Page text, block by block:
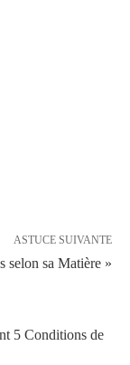
ASTUCE SUIVANTE
selon sa Matière »
5 Conditions de